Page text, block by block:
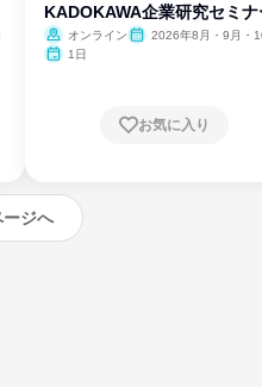
KADOKAWA企業研究セミナ
オンライン
2026年8月・9月・
1日
お気に入り
ージへ